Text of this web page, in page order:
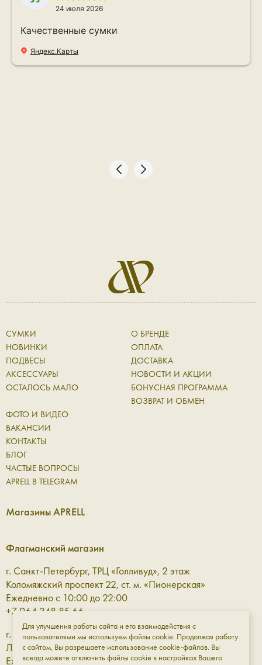
24 июля 2026
Качественные сумки
Яндекс.Карты
СУМКИ
НОВИНКИ
ПОДВЕСЫ
АКСЕССУАРЫ
ОСТАЛОСЬ МАЛО
О БРЕНДЕ
ОПЛАТА
ДОСТАВКА
НОВОСТИ И АКЦИИ
БОНУСНАЯ ПРОГРАММА
ВОЗВРАТ И ОБМЕН
ФОТО И ВИДЕО
ВАКАНСИИ
КОНТАКТЫ
БЛОГ
ЧАСТЫЕ ВОПРОСЫ
APRELL В TELEGRAM
Магазины APRELL
Флагманский магазин
г. Санкт-Петербург, ТРЦ «Голливуд», 2 этаж
Коломяжский проспект 22, ст. м. «Пионерская»
Ежедневно с 10:00 до 22:00
+7 964 348 85 66
г. Санкт-Петербург, ТРЦ «Галерея» 3 этаж
Лиговский проспект, 30а, ст. м. «Площадь Восстания»
Ежедневно с 10:00 до 23:00
Для улучшения работы сайта и его взаимодействия с
пользователями мы используем файлы cookie. Продолжая работу
с сайтом, Вы разрешаете использование cookie-файлов. Вы
всегда можете отключить файлы cookie в настройках Вашего